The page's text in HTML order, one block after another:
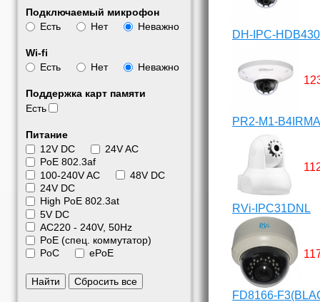
Подключаемый микрофон
Есть
Нет Неважно
Wi-fi
Есть
Нет Неважно
Поддержка карт памяти
Есть
Питание
12V DC
24V AC
PoE 802.3af
100-240V AC
48V DC
24V DC
High PoE 802.3at
5V DC
АС220 - 240V, 50Hz
PoE (спец. коммутатор)
PoC
ePoE
Найти Сбросить все
DH-IPC-
PR2-M1-
RVi-IPC31DNL
FD8166-